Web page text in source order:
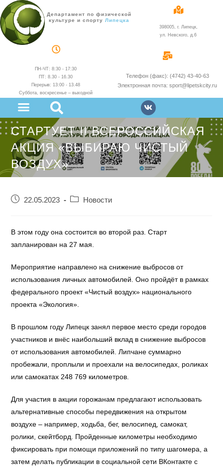
Департамент по физической
культуре и спорту
администрации
398005, г. Липецк,
ул. Невского, д.6
ПН-ЧТ: 8:30 - 17:30
ПТ: 8.30 - 16.30
Перерыв: 13:00 - 13.48
Суббота, воскресенье – выходной
Телефон (факс): (4742) 43-40-63
Электронная почта: sport@lipetskcity.ru
СТАРТУЕТ II ВСЕРОССИЙСКАЯ
АКЦИЯ «ВЫБИРАЮ ЧИСТЫЙ
ВОЗДУХ»
22.05.2023 Новости
В этом году она состоится во второй раз. Старт
запланирован на 27 мая.
Мероприятие направлено на снижение выбросов от
использования личных автомобилей. Оно пройдёт в рамках
федерального проект «Чистый воздух» национального
проекта «Экология».
В прошлом году Липецк занял первое место среди городов
участников и внёс наибольший вклад в снижение выбросов
от использования автомобилей. Липчане суммарно
пробежали, проплыли и проехали на велосипедах, роликах
или самокатах 248 769 километров.
Для участия в акции горожанам предлагают использовать
альтернативные способы передвижения на открытом
воздухе – например, ходьба, бег, велосипед, самокат,
ролики, скейтборд. Пройденные километры необходимо
фиксировать при помощи приложений по типу шагомера, а
затем делать публикации в социальной сети ВКонтакте с